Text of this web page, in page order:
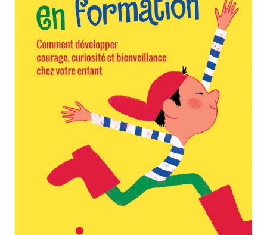
Nouveautés
Numérique
Livres audio
Meilleurs vendeurs
CONTACT